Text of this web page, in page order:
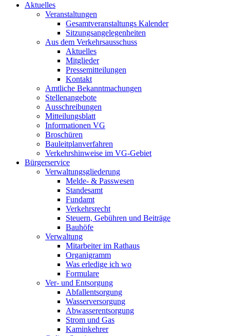
Aktuelles
Veranstaltungen
Gesamtveranstaltungs Kalender
Sitzungsangelegenheiten
Aus dem Verkehrsausschuss
Aktuelles
Mitglieder
Pressemitteilungen
Kontakt
Amtliche Bekanntmachungen
Stellenangebote
Ausschreibungen
Mitteilungsblatt
Informationen VG
Broschüren
Bauleitplanverfahren
Verkehrshinweise im VG-Gebiet
Bürgerservice
Verwaltungsgliederung
Melde- & Passwesen
Standesamt
Fundamt
Verkehrsrecht
Steuern, Gebühren und Beiträge
Bauhöfe
Verwaltung
Mitarbeiter im Rathaus
Organigramm
Was erledige ich wo
Formulare
Ver- und Entsorgung
Abfallentsorgung
Wasserversorgung
Abwasserentsorgung
Strom und Gas
Kaminkehrer